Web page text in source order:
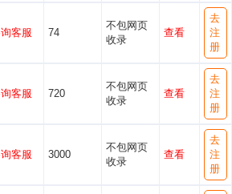
客服 74
不包网页
收录
查看
去
注
册
客服 720
不包网页
收录
查看
去
注
册
客服 3000
不包网页
收录
查看
去
注
册